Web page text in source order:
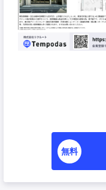
無料